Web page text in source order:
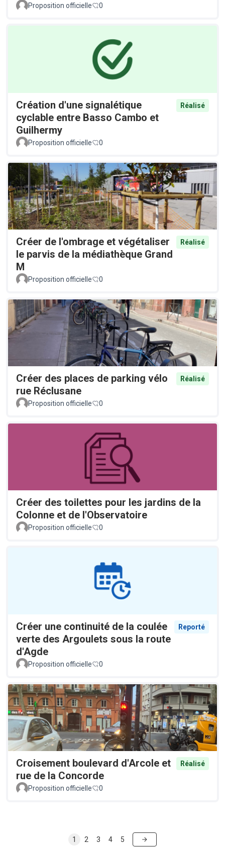
Proposition officielle 0
Création d'une signalétique
cyclable entre Basso Cambo et
Guilhermy
Réalisé
Proposition officielle 0
Créer de l'ombrage et végétaliser
le parvis de la médiathèque Grand
M
Réalisé
Proposition officielle 0
Créer des places de parking vélo
rue Réclusane
Réalisé
Proposition officielle 0
Créer des toilettes pour les jardins de la
Colonne et de l'Observatoire
Proposition officielle 0
Créer une continuité de la coulée
verte des Argoulets sous la route
d'Agde
Reporté
Proposition officielle 0
Croisement boulevard d'Arcole et
rue de la Concorde
Réalisé
Proposition officielle 0
1 2 3 4 5